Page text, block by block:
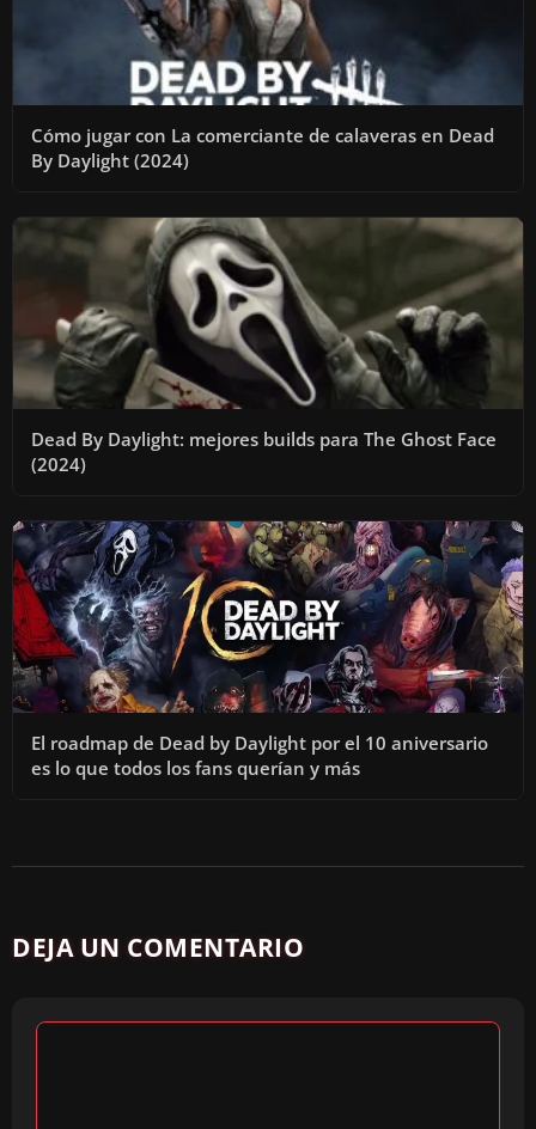
Cómo jugar con La comerciante de calaveras en Dead
By Daylight (2024)
Dead By Daylight: mejores builds para The Ghost Face
(2024)
El roadmap de Dead by Daylight por el 10 aniversario
es lo que todos los fans querían y más
DEJA UN COMENTARIO